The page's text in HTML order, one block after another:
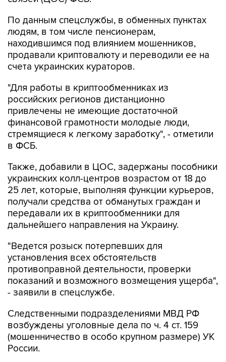
По данным спецслужбы, в обменных пунктах
людям, в том числе пенсионерам,
находившимся под влиянием мошенников,
продавали криптовалюту и переводили ее на
счета украинских кураторов.
"Для работы в криптообменниках из
российских регионов дистанционно
привлечены не имеющие достаточной
финансовой грамотности молодые люди,
стремящиеся к легкому заработку", - отметили
в ФСБ.
Также, добавили в ЦОС, задержаны пособники
украинских колл-центров возрастом от 18 до
25 лет, которые, выполняя функции курьеров,
получали средства от обманутых граждан и
передавали их в криптообменники для
дальнейшего направления на Украину.
"Ведется розыск потерпевших для
установления всех обстоятельств
противоправной деятельности, проверки
показаний и возможного возмещения ущерба",
- заявили в спецслужбе.
Следственными подразделениями МВД РФ
возбуждены уголовные дела по ч. 4 ст. 159
(мошенничество в особо крупном размере) УК
России.